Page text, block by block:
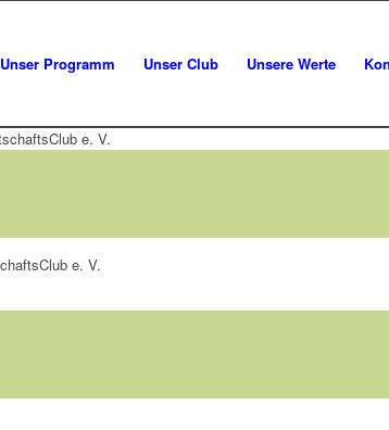
Unser Programm Unser Club Unsere Werte